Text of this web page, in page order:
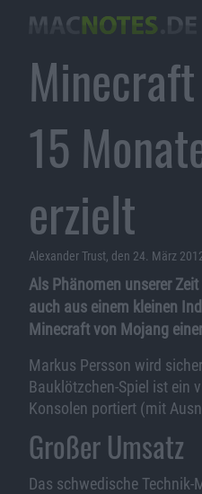
15
erzielt
Alexander Trust, den 24. März
Als Phänomen unserer
auch aus einem kleinen
Minecraft von Mojang
Markus Persson wird
Bauklötzchen-Spiel ist ein
Konsolen portiert (mit
Großer Umsatz
Das schwedische